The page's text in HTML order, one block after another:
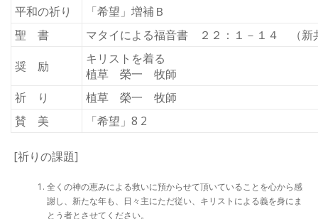
平和の祈り
「希望」増補Ｂ
聖 書
マタイによる福音書 ２２：１－１４ （
奨 励
キリストを着る
植草 榮一 牧師
祈 り
植草 榮一 牧師
賛 美
「希望」8 2
[祈りの課題]
全くの神の恵みによる救いに預からせて頂いていることを心から感
謝し、新たな年も、日々主にただ従い、キリストによる義を身にま
とう者とさせてください。